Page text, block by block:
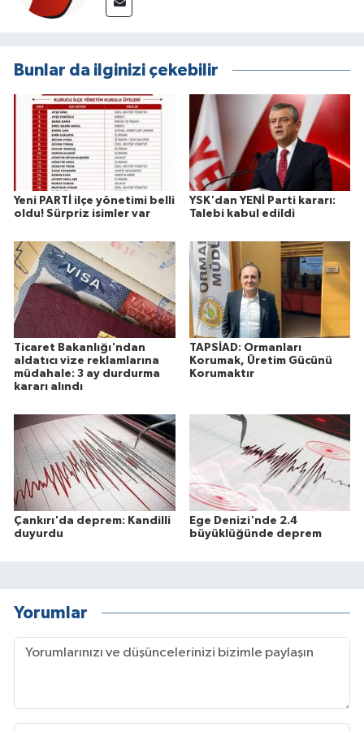
Bunlar da ilginizi çekebilir
Yeni PARTİ ilçe yönetimi belli
oldu! Sürpriz isimler var
YSK'dan YENİ Parti kararı:
Talebi kabul edildi
Ticaret Bakanlığı'ndan
aldatıcı vize reklamlarına
müdahale: 3 ay durdurma
kararı alındı
TAPSİAD: Ormanları
Korumak, Üretim Gücünü
Korumaktır
Çankırı'da deprem: Kandilli
duyurdu
Ege Denizi'nde 2.4
büyüklüğünde deprem
Yorumlar